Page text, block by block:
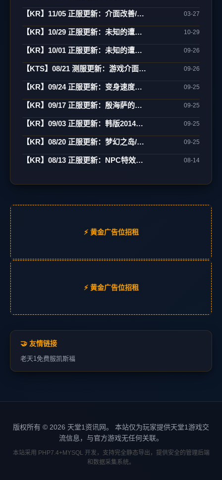
【KR】11/05 正服更新：介面改善/欧瑞地区/活动 03-27
【KR】10/29 正服更新：未知的遭遇(3)-傲慢之塔/新武防/活动 10-29
【KR】10/01 正服更新：未知的遭遇(1)-制作/82-85变身/古巨墓/雾月岛 09-26
【KTS】08/21 测服更新：游戏介面翻新(宽萤幕)/强化特效/角色辅助 09-26
【KR】09/24 正服更新：变身速度新增85级 09-25
【KR】09/17 正服更新：殷海萨的祝福(更新) 09-25
【KR】09/03 正服更新：韩版2014中秋活动 09-25
【KR】08/20 正服更新：梦幻之岛/网咖相关 09-25
【KR】08/13 正服更新：NPC特效变更/网咖活动 08-14
⚡ 黄金广告位招租
⚡ 黄金广告位招租
🤝 友情链接
老天1免费服凯斯福
版权所有 © 2026 天堂1资讯网。 本站仅为玩家提供天堂1游戏交
流信息，与官方游戏无任何关联。
本站采用 PHP7.4+MYSQL 开发，支持完全静态导出，提供安全的管理后端
和数据采集系统。